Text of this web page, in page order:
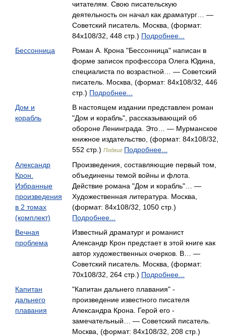
читателям. Свою писательскую
деятельность он начал как драматург… —
Советский писатель. Москва, (формат:
84x108/32, 448 стр.) Подробнее...
Бессонница
Роман А. Крона "Бессонница" написан в
форме записок профессора Олега Юдина,
специалиста по возрастной… — Советский
писатель. Москва, (формат: 84x108/32, 446
стр.) Подробнее...
Дом и
корабль
В настоящем издании представлен роман
"Дом и корабль", рассказывающий об
обороне Ленинграда. Это… — Мурманское
книжное издательство, (формат: 84x108/32,
552 стр.) Подвиг Подробнее...
Александр
Крон.
Избранные
произведения
в 2 томах
(комплект)
Произведения, составляющие первый том,
объединены темой войны и флота.
Действие романа "Дом и корабль"… —
Художественная литература. Москва,
(формат: 84x108/32, 1050 стр.)
Подробнее...
Вечная
проблема
Известный драматург и романист
Александр Крон предстает в этой книге как
автор художественных очерков. В… —
Советский писатель. Москва, (формат:
70x108/32, 264 стр.) Подробнее...
Капитан
дальнего
плавания
"Капитан дальнего плавания" -
произведение известного писателя
Александра Крона. Герой его -
замечательный… — Советский писатель.
Москва, (формат: 84x108/32, 208 стр.)